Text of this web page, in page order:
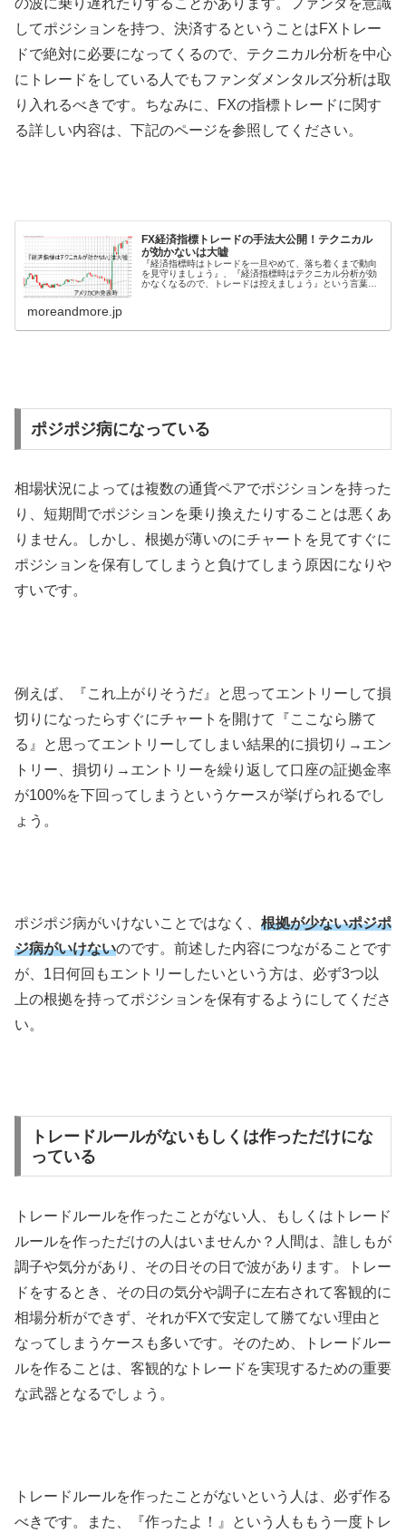
してポジションを持つ、決済するということはFX トレー
ドで絶対に必要になってくるので、テクニカル分析を中心
にトレードをしている人でもファンダメンタルズ分析は取
り入れるべきです。ちなみに、
FXの指標トレードに関す
る詳しい内容は、下記のページを参照してください。
FX経済指標トレードの手法大公開！テクニカル
が効かないは大嘘
『経済指標時はトレードを一旦やめて、落ち着くまで動向
を見守りましょう』、『経済指標時はテクニカル分析が効
かなくなるので、トレードは控えましょう』という言葉を
moreandmore.jp
ポジポジ病になっている
相場状況によっては複数の通貨ペアでポジションを持った
り、短期間でポジションを乗り換えたりすることは悪くあ
りません。しかし、根拠が薄いのにチャートを見てすぐに
ポジションを保有してしまうと負けてしまう原因になりや
すいです。
例えば、『これ上がりそうだ』と思ってエントリーして損
切りになったらすぐにチャートを開けて『ここなら勝て
る』と思ってエントリーしてしまい結果的に損切り→エン
トリー、損切り→エントリーを繰り返して口座の証拠金率
が100%を下回ってしまうというケースが挙げられるでし
ょう。
ポジポジ病がいけないことではなく、 根拠が少ないポジポ
ジ病がいけないのです。前述した内容につながることです
が、 1 日何回もエントリーしたいという方は、必ず3つ以
上の根拠を持ってポジションを保有するようにしてくださ
い。
トレードルールがないもしくは作っただけにな
っている
トレードルールを作ったことがない人、もしくはトレード
ルールを作っただけの人はいませんか？人間は、誰しもが
調子や気分があり、その日その日で波があります。トレー
ドをするとき、その日の気分や調子に左右されて客観的に
相場分析ができず、それがFXで安定して勝てない理由と
なってしまうケースも多いです。そのため、トレードルー
ルを作ることは、客観的なトレードを実現するための重要
な武器となるでしょう。
トレードルールを作ったことがないという人は、必ず作る
べきです。また、『作ったよ！』という人ももう一度トレ